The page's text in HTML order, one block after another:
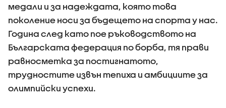
медали и за надеждата, която това
поколение носи за бъдещето на спорта у нас.
Година след като пое ръководството на
Българската федерация по борба, тя прави
равносметка за постигнатото,
трудностите извън тепиха и амбициите за
олимпийски успехи.